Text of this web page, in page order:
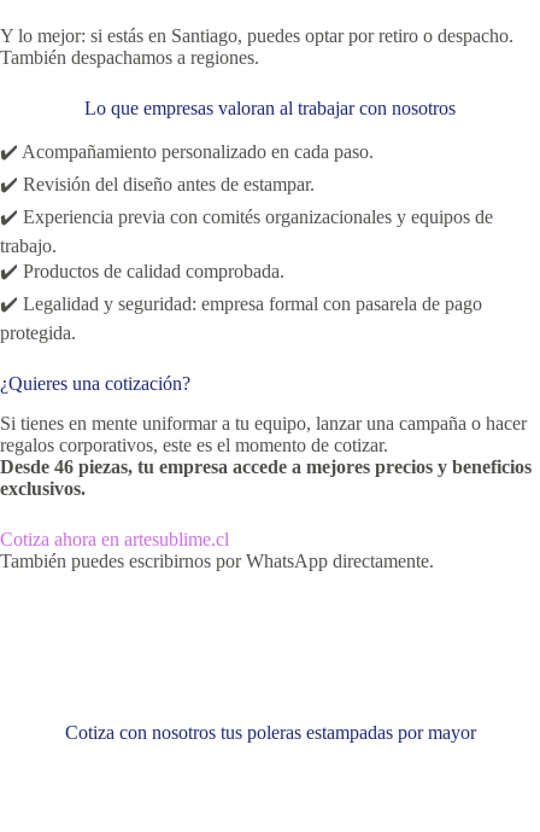
Y lo mejor: si estás en Santiago, puedes optar por retiro o despacho.
También despachamos a regiones.
Lo que empresas valoran al trabajar con nosotros
✔️ Acompañamiento personalizado en cada paso.
✔️ Revisión del diseño antes de estampar.
✔️ Experiencia previa con comités organizacionales y equipos de
trabajo.
✔️ Productos de calidad comprobada.
✔️ Legalidad y seguridad: empresa formal con pasarela de pago
protegida.
¿Quieres una cotización?
Si tienes en mente uniformar a tu equipo, lanzar una campaña o hacer
regalos corporativos, este es el momento de cotizar.
Desde 46 piezas, tu empresa accede a mejores precios y beneficios
exclusivos.
Cotiza ahora en artesublime.cl
También puedes escribirnos por WhatsApp directamente.
Cotiza con nosotros tus poleras estampadas por mayor